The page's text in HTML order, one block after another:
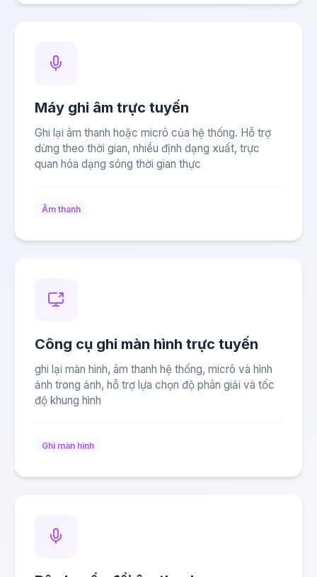
Máy ghi âm trực tuyến
Ghi lại âm thanh hoặc micrô của hệ thống. Hỗ trợ
dừng theo thời gian, nhiều định dạng xuất, trực
quan hóa dạng sóng thời gian thực
Âm thanh
Công cụ ghi màn hình trực tuyến
ghi lại màn hình, âm thanh hệ thống, micrô và hình
ảnh trong ảnh, hỗ trợ lựa chọn độ phân giải và tốc
độ khung hình
Ghi màn hình